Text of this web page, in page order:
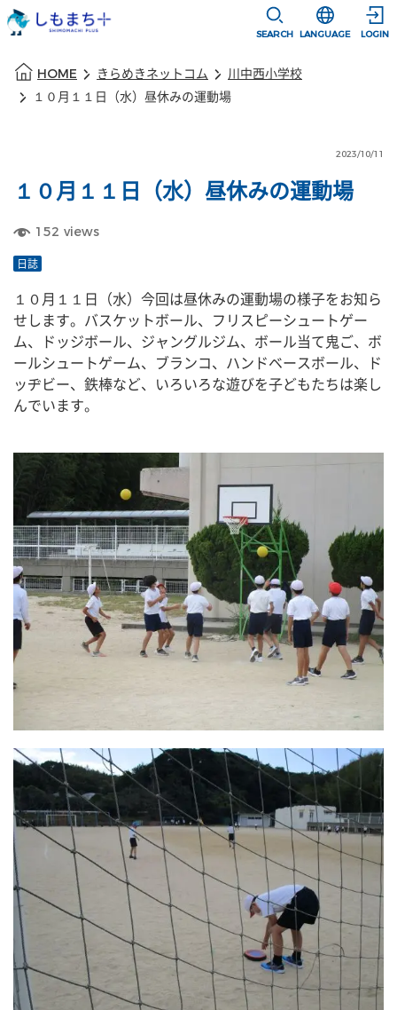
SEARCH
選択すると言
LANGUAGE LOGIN
HOME きらめきネットコム
川中西小学校
１０月１１日（水）昼休みの運動場
2023/10/11
１０月１１日（水）昼休みの運動場
152 views
日誌
１０月１１日（水）今回は昼休みの運動場の様子をお知ら
せします。バスケットボール、フリスピーシュートゲー
ム、ドッジボール、ジャングルジム、ボール当て鬼ご、ボ
ールシュートゲーム、ブランコ、ハンドベースボール、ド
ッヂビー、鉄棒など、いろいろな遊びを子どもたちは楽し
んでいます。